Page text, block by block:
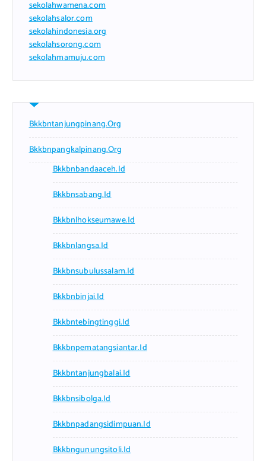
sekolahwamena.com
sekolahsalor.com
sekolahindonesia.org
sekolahsorong.com
sekolahmamuju.com
Bkkbntanjungpinang.org
Bkkbnpangkalpinang.org
Bkkbnbandaaceh.id
Bkkbnsabang.id
Bkkbnlhokseumawe.id
Bkkbnlangsa.id
Bkkbnsubulussalam.id
Bkkbnbinjai.id
Bkkbntebingtinggi.id
Bkkbnpematangsiantar.id
Bkkbntanjungbalai.id
Bkkbnsibolga.id
Bkkbnpadangsidimpuan.id
Bkkbngunungsitoli.id